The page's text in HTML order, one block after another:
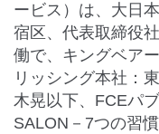
ービス）は、大日
宿区、代表取締役
働で、キングベア
リッシング本社：
木晃以下、FCEパ
SALON－7つの習